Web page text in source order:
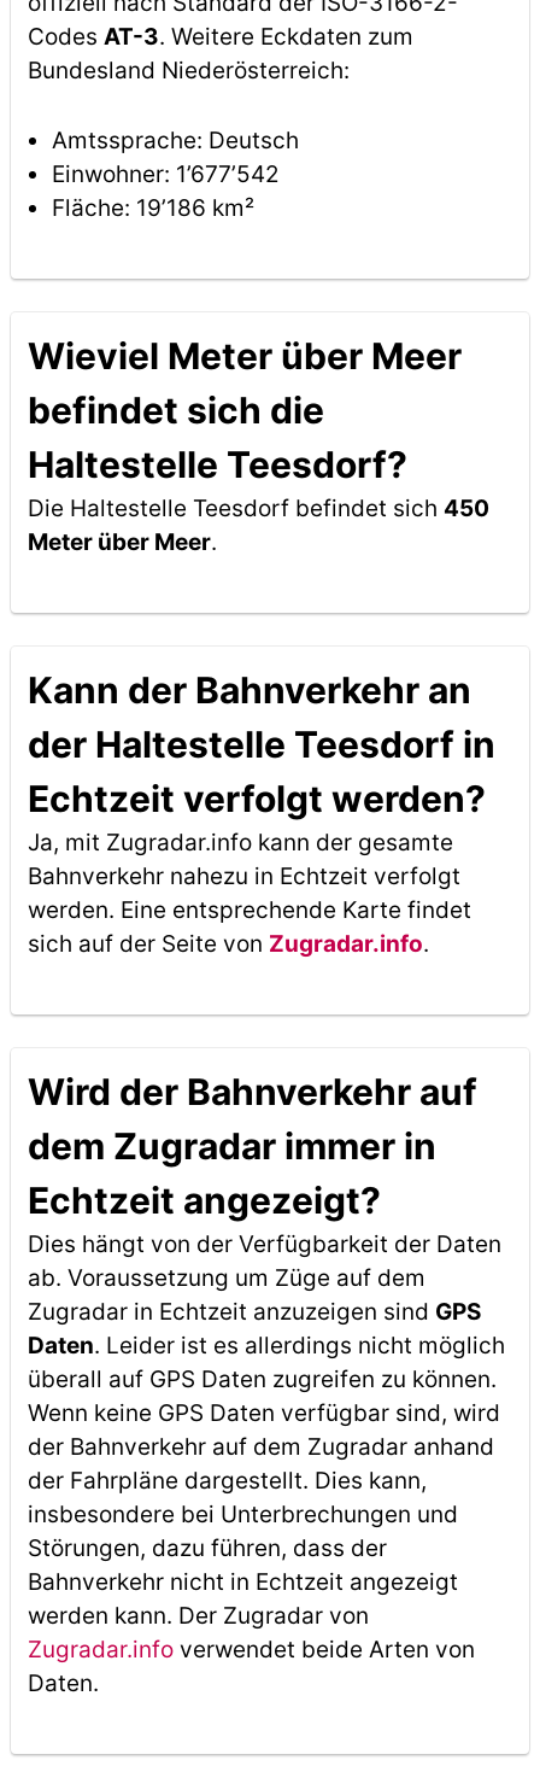
Codes AT-3. Weitere Eckdaten zum
Bundesland Niederösterreich:
Amtssprache: Deutsch
Einwohner: 1’677’542
Fläche: 19’186 km²
Wieviel Meter über Meer
befindet sich die
Haltestelle Teesdorf?
Die Haltestelle Teesdorf befindet sich 450
Meter über Meer.
Kann der Bahnverkehr an
der Haltestelle Teesdorf in
Echtzeit verfolgt werden?
Ja, mit Zugradar.info kann der gesamte
Bahnverkehr nahezu in Echtzeit verfolgt
werden. Eine entsprechende Karte findet
sich auf der Seite von Zugradar.info.
Wird der Bahnverkehr auf
dem Zugradar immer in
Echtzeit angezeigt?
Dies hängt von der Verfügbarkeit der Daten
ab. Voraussetzung um Züge auf dem
Zugradar in Echtzeit anzuzeigen sind GPS
Daten. Leider ist es allerdings nicht möglich
überall auf GPS Daten zugreifen zu können.
Wenn keine GPS Daten verfügbar sind, wird
der Bahnverkehr auf dem Zugradar anhand
der Fahrpläne dargestellt. Dies kann,
insbesondere bei Unterbrechungen und
Störungen, dazu führen, dass der
Bahnverkehr nicht in Echtzeit angezeigt
werden kann. Der Zugradar von
Zugradar.infoverwendet beide Arten von
Daten.